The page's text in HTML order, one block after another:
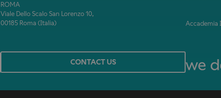
ROMA
Viale Dello Scalo San Lorenzo 10,
00185 Roma (Italia)
Accademia
CONTACT US